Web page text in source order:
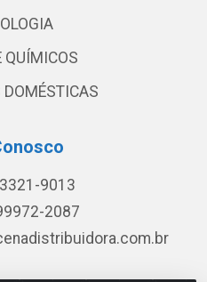
QUÍMICOS
DOMÉSTICAS
9013
2087